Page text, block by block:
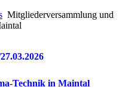
Mitgliederversammlung und
Technik in Maintal